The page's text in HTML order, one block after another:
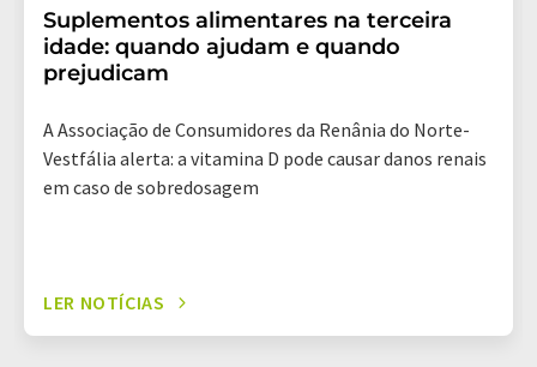
Suplementos alimentares na terceira
idade: quando ajudam e quando
prejudicam
A Associação de Consumidores da Renânia do Norte-
Vestfália alerta: a vitamina D pode causar danos renais
em caso de sobredosagem
LER NOTÍCIAS